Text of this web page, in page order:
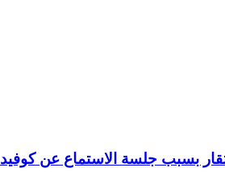
بسبب جلسة الاستماع عن كوفيد